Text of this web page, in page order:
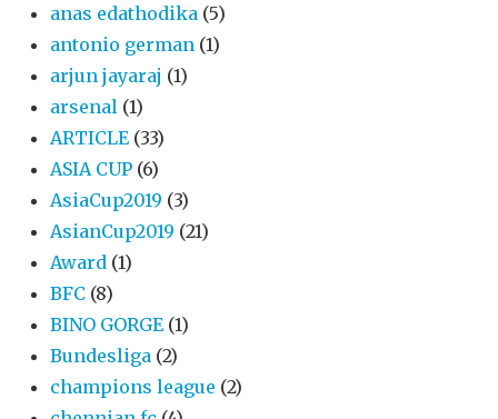
anas edathodika (5)
antonio german (1)
arjun jayaraj (1)
arsenal (1)
ARTICLE (33)
ASIA CUP (6)
AsiaCup2019 (3)
AsianCup2019 (21)
Award (1)
BFC (8)
BINO GORGE (1)
Bundesliga (2)
champions league (2)